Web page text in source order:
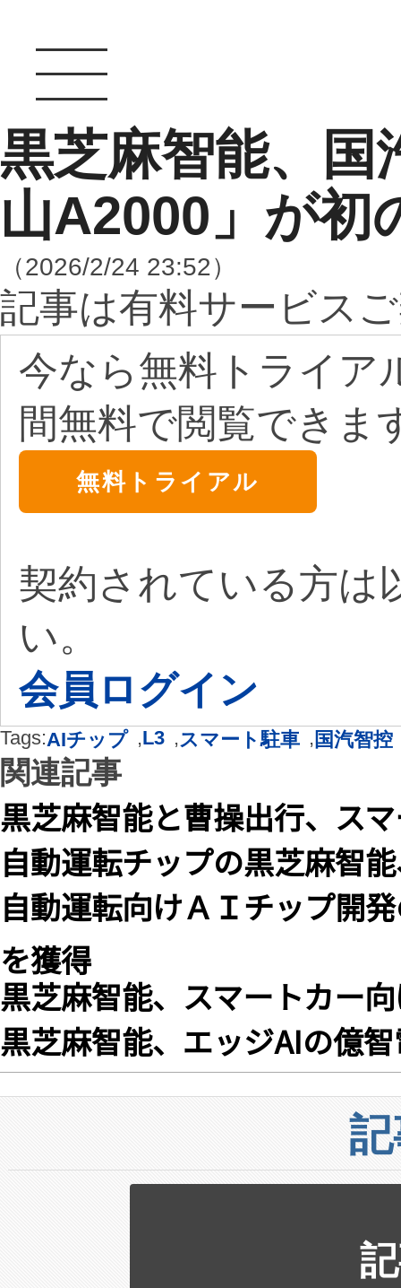
黒芝麻智能、国
山A2000」が初
（2026/2/24 23:52）
記事は有料サービス
今なら無料トライア
間無料で閲覧できま
無料トライアル
契約されている方は
い。
会員ログイン
Tags:AIチップ ,L3 ,スマート駐車 , 国汽智控
関連記事
黒芝麻智能と曹操出行、ス
自動運転チップの黒芝麻智
自動運転向けＡＩチップ開
を獲得
黒芝麻智能、スマートカー
黒芝麻智能、エッジAIの億